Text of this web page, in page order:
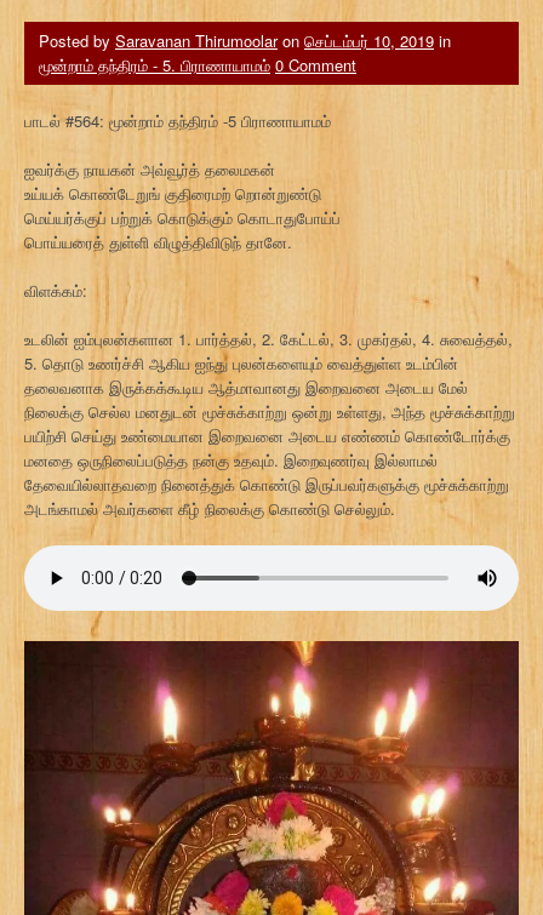
Posted by Saravanan Thirumoolaron செப்டம்பர் 10, 2019 in
மூன்றாம் தந்திரம் - 5. பிராணாயாமம் 0 Comment
பாடல் #564: மூன்றாம் தந்திரம் -5 பிராணாயாமம்
ஐவர்க்கு நாயகன் அவ்வூர்த் தலைமகன்
உய்யக் கொண்டேறுங் குதிரைமற் றொன்றுண்டு
மெய்யர்க்குப் பற்றுக் கொடுக்கும் கொடாதுபோய்ப்
பொய்யரைத் துள்ளி விழுத்திவிடுந் தானே.
விளக்கம்:
உடலின் ஐம்புலன்களான 1. பார்த்தல், 2. கேட்டல், 3. முகர்தல், 4. சுவைத்தல்,
5. தொடு உணர்ச்சி ஆகிய ஐந்து புலன்களையும் வைத்துள்ள உடம்பின்
தலைவனாக இருக்கக்கூடிய ஆத்மாவானது இறைவனை அடைய மேல்
நிலைக்கு செல்ல மனதுடன் மூச்சுக்காற்று ஒன்று உள்ளது, அந்த மூச்சுக்காற்று
பயிற்சி செய்து உண்மையான இறைவனை அடைய எண்ணம் கொண்டோர்க்கு
மனதை ஒருநிலைப்படுத்த நன்கு உதவும். இறைவுணர்வு இல்லாமல்
தேவையில்லாதவறை நினைத்துக் கொண்டு இருப்பவர்களுக்கு மூச்சுக்காற்று
அடங்காமல் அவர்களை கீழ் நிலைக்கு கொண்டு செல்லும்.